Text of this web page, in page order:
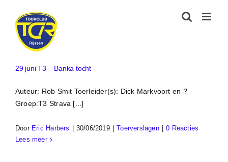
inhoud
29 juni T3 – Banka tocht
Auteur: Rob Smit Toerleider(s): Dick Markvoort en ?
Groep:T3 Strava [...]
Door Eric Harbers 30/06/2019 Toerverslagen
0 Reacties
Lees meer